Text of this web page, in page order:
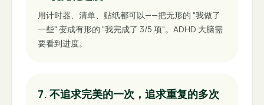
用计时器、清单、贴纸都可以——把无形的 "我做了
一些" 变成有形的 "我完成了 3/5 项"。ADHD 大脑需
要看到进度。
7. 不追求完美的一次，追求重复的多次